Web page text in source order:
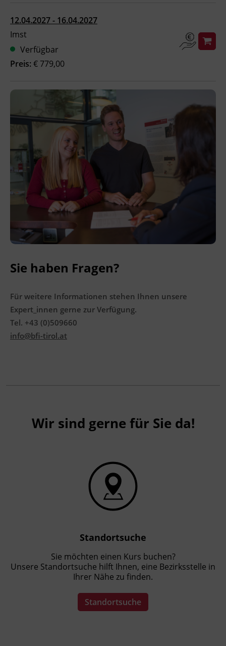
Ingenieurzertifizierung
Deutsch und Integration
Akademisches Studienzentrum
Digitales Lernen
BFI Reutte
BFI Schwaz
12.04.2027 - 16.04.2027
Imst
Verfügbar
Preis: € 779,00
Sie haben Fragen?
Für weitere Informationen stehen Ihnen unsere
Expert_innen gerne zur Verfügung.
Tel. +43 (0)509660
info@bfi-tirol.at
Wir sind gerne für Sie da!
Standortsuche
Sie möchten einen Kurs buchen?
Unsere Standortsuche hilft Ihnen, eine Bezirksstelle in
Ihrer Nähe zu finden.
Standortsuche